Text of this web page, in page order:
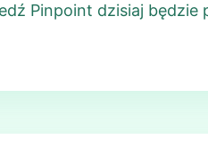
Pinpoint dzisiaj będzie